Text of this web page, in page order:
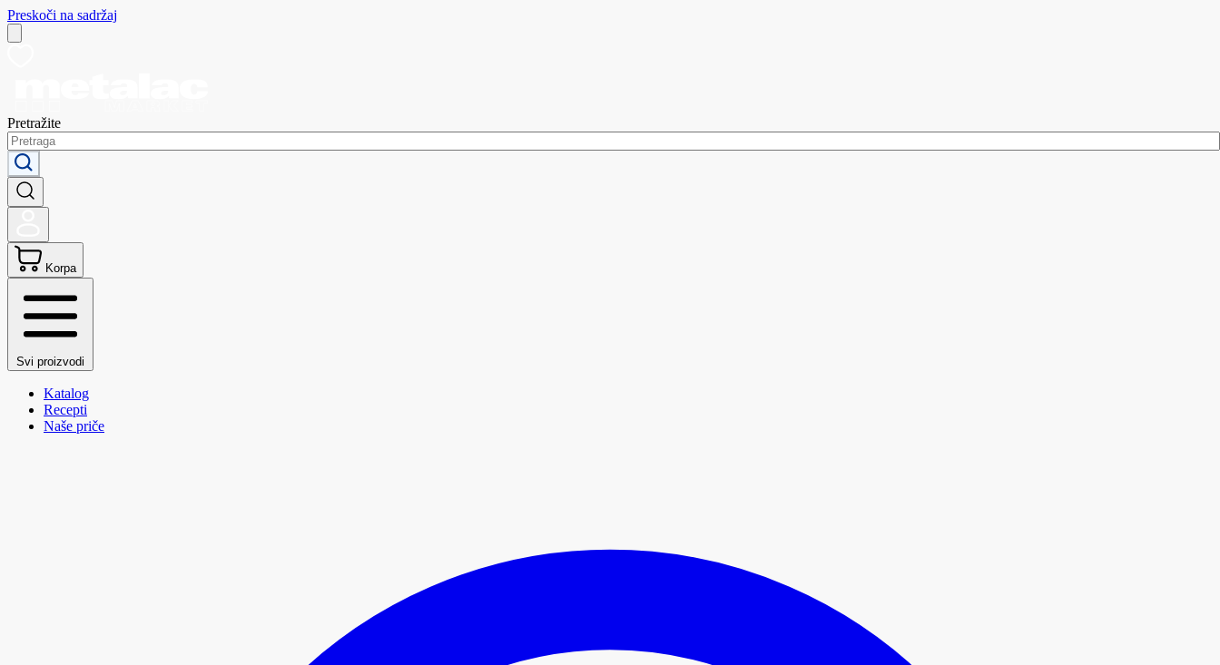
Preskoči na sadržaj
Pretražite
Korpa
Svi proizvodi
Katalog
Recepti
Naše priče